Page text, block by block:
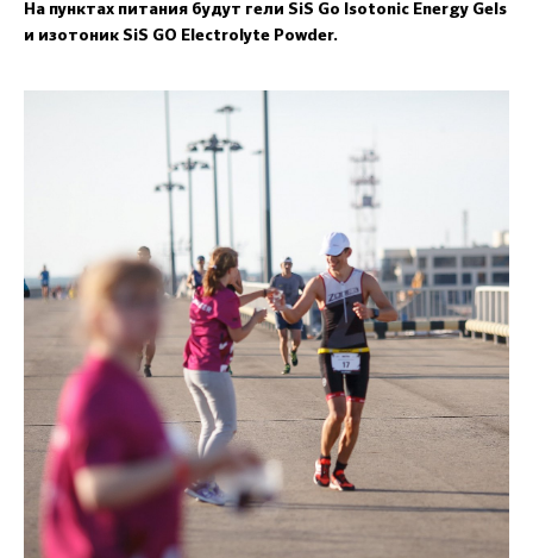
На пунктах питания будут гели SiS Go Isotonic Energy Gels
и изотоник SiS GO Electrolyte Powder.